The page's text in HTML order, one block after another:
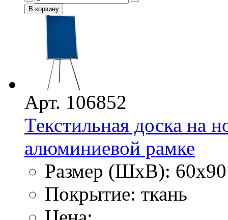
Арт. 106852
Текстильная доска на
алюминиевой рамке
Размер (ШхВ):
Покрытие: ткань